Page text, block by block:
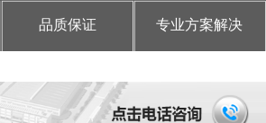
品质保证 专业方案解决